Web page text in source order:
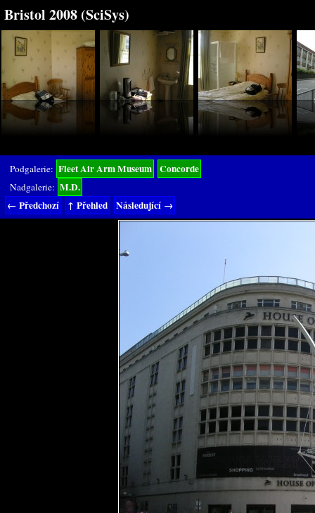
Bristol 2008 (SciSys)
Podgalerie: Fleet Air Arm Museum Concorde
Nadgalerie: M.D.
← Předchozí
↑ Přehled Následující →